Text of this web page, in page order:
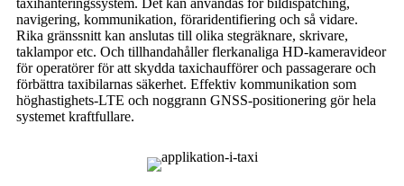
taxihanteringssystem. Det kan användas för bildispatching,
navigering, kommunikation, föraridentifiering och så vidare.
Rika gränssnitt kan anslutas till olika stegräknare, skrivare,
taklampor etc. Och tillhandahåller flerkanaliga HD-kameravideor
för operatörer för att skydda taxichaufförer och passagerare och
förbättra taxibilarnas säkerhet. Effektiv kommunikation som
höghastighets-LTE och noggrann GNSS-positionering gör hela
systemet kraftfullare.